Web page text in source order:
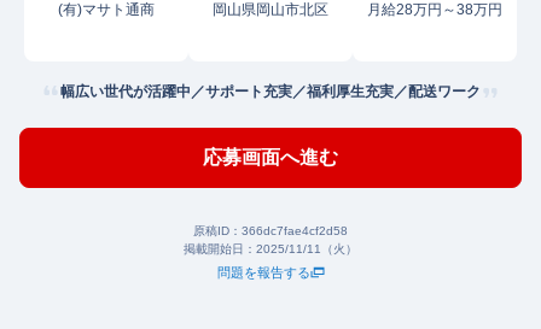
(有)マサト通商 岡山県岡山市北区 月給28万円～38万円
幅広い世代が活躍中／サポート充実／福利厚生充実／配送ワーク
応募画面へ進む
原稿ID： 366dc7fae4cf2d58
掲載開始日： 2025/11/11（火）
問題を報告する